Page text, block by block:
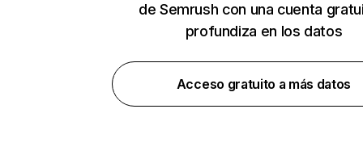
de Semrush con una cuenta
profundiza en los datos
Acceso gratuito a más datos